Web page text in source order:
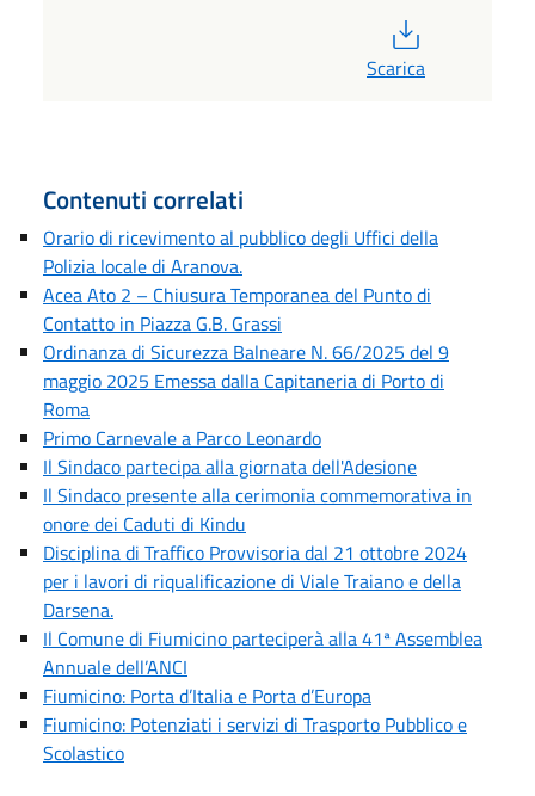
Scarica
Contenuti correlati
Orario di ricevimento al pubblico degli Uffici della
Polizia locale di Aranova.
Acea Ato 2 – Chiusura Temporanea del Punto di
Contatto in Piazza G.B. Grassi
Ordinanza di Sicurezza Balneare N. 66/2025 del 9
maggio 2025 Emessa dalla Capitaneria di Porto di
Roma
Primo Carnevale a Parco Leonardo
Il Sindaco partecipa alla giornata dell'Adesione
Il Sindaco presente alla cerimonia commemorativa in
onore dei Caduti di Kindu
Disciplina di Traffico Provvisoria dal 21 ottobre 2024
per i lavori di riqualificazione di Viale Traiano e della
Darsena.
Il Comune di Fiumicino parteciperà alla 41ª Assemblea
Annuale dell’ANCI
Fiumicino: Porta d’Italia e Porta d’Europa
Fiumicino: Potenziati i servizi di Trasporto Pubblico e
Scolastico